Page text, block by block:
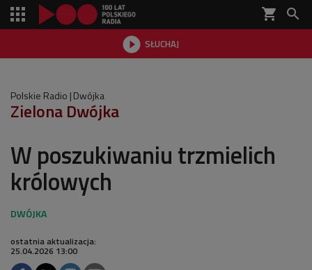
shopping_cart 
 SŁUCHAJ

Polskie Radio Dwójka
Zielona Dwójka
W poszukiwaniu trzmielich
królowych
ostatnia aktualizacja:
25.04.2026 13:00